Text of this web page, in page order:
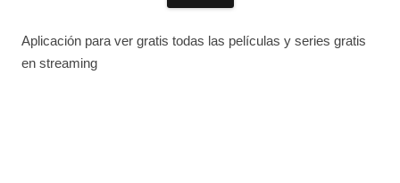
Aplicación para ver gratis todas las películas y series gratis
en streaming